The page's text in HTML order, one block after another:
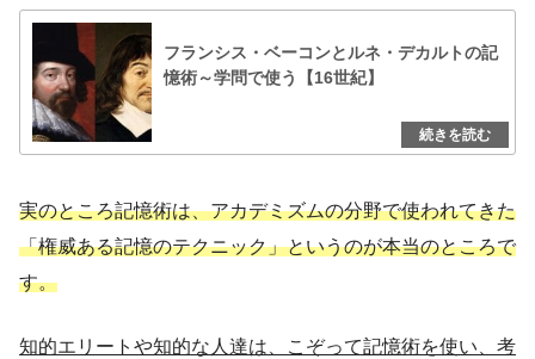
フランシス・ベーコンとルネ・デカルトの記
憶術～学問で使う【16世紀】
実のところ記憶術は、アカデミズムの分野で使われてきた
「権威ある記憶のテクニック」というのが本当のところで
す。
知的エリートや知的な人達は、こぞって記憶術を使い、考